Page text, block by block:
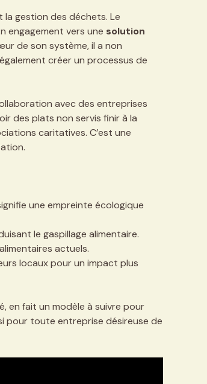
la gestion des déchets. Le
engagement vers une solution
de son système, il a non
créer un processus de
avec des entreprises
des plats non servis finir à la
caritatives. C’est une
une empreinte écologique
le gaspillage alimentaire.
actuels.
locaux pour un impact plus
en fait un modèle à suivre pour
pour toute entreprise désireuse de